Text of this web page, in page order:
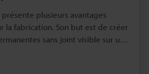
plusieurs avantages
la fabrication. Son but est de créer
sans joint visible sur un
à la céramique, à divers